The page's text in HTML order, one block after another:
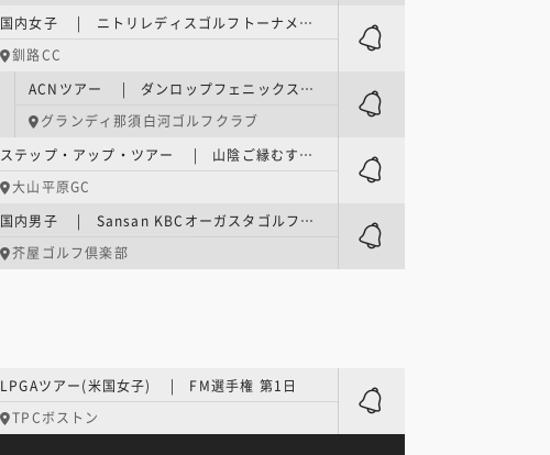
国内女子 | ニトリレディスゴルフトーナメント 第1日
釧路CC
ACNツアー | ダンロップフェニックストーナメントチャレンジ in ふくしま 1日目
グランディ那須白河ゴルフクラブ
ステップ・アップ・ツアー | 山陰ご縁むす美レディース 1日目
大山平原GC
国内男子 | Sansan KBCオーガスタゴルフトーナメント 1日目
芥屋ゴルフ倶楽部
LPGAツアー(米国女子) | FM選手権 第1日
TPCボストン